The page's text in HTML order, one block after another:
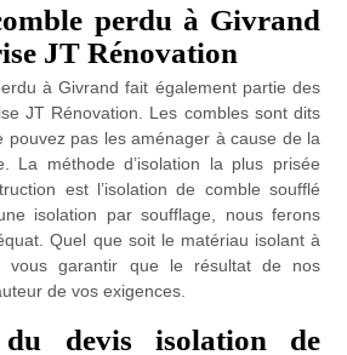
perdu à Givrand
JT Rénovation
à Givrand fait également partie des
JT Rénovation. Les combles sont dits
pouvez pas les aménager à cause de la
La méthode d’isolation la plus prisée
est l’isolation de comble soufflé
isolation par soufflage, nous ferons
Quel que soit le matériau isolant à
vous garantir que le résultat de nos
de vos exigences.
devis isolation de